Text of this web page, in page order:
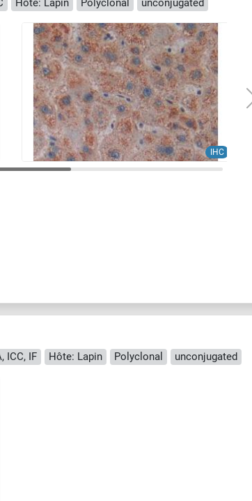
Hôte: Lapin Polyclonal unconjugated
IHC
ICC, IF Hôte: Lapin Polyclonal unconjugated